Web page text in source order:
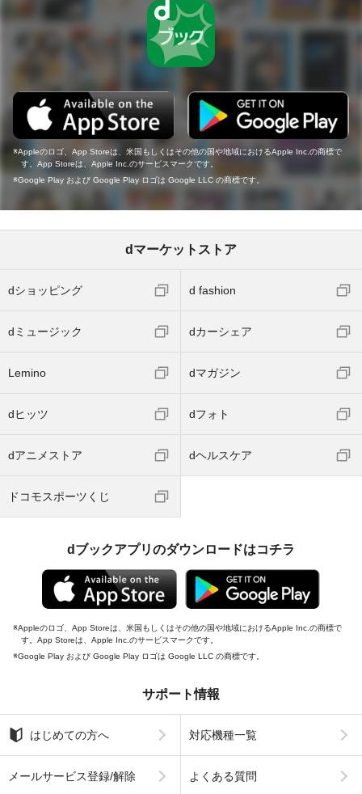
Appleのロゴ、App Storeは、米国もしくはその他の国や地域におけるApple Inc.の商標で
す。App Storeは、Apple Inc.のサービスマークです。
Google Play および Google Play ロゴは Google LLC の商標です。
dマーケットストア
dショッピング d fashion
dミュージック dカーシェア
Lemino dマガジン
dヒッツ dフォト
dアニメストア dヘルスケア
ドコモスポーツくじ
dブックアプリのダウンロードはコチラ
Appleのロゴ、App Storeは、米国もしくはその他の国や地域におけるApple Inc.の商標で
す。App Storeは、Apple Inc.のサービスマークです。
Google Play および Google Play ロゴは Google LLC の商標です。
サポート情報
はじめての方へ 対応機種一覧
メールサービス登録/解除 よくある質問